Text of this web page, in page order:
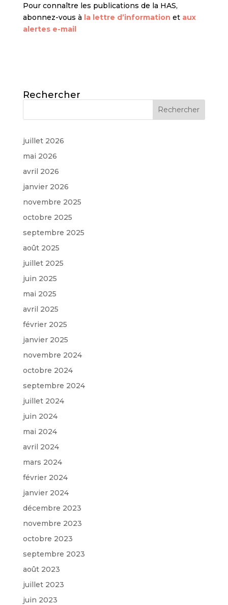
Pour connaître les publications de la HAS,
abonnez-vous à la lettre d’information et aux
alertes e-mail
Rechercher
juillet 2026
mai 2026
avril 2026
janvier 2026
novembre 2025
octobre 2025
septembre 2025
août 2025
juillet 2025
juin 2025
mai 2025
avril 2025
février 2025
janvier 2025
novembre 2024
octobre 2024
septembre 2024
juillet 2024
juin 2024
mai 2024
avril 2024
mars 2024
février 2024
janvier 2024
décembre 2023
novembre 2023
octobre 2023
septembre 2023
août 2023
juillet 2023
juin 2023